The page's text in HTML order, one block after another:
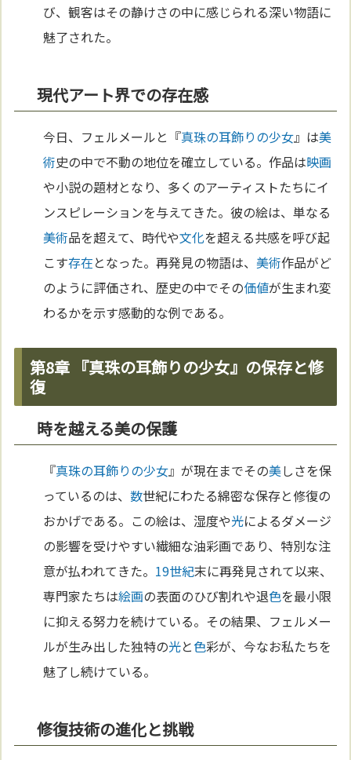
び、観客はその静けさの中に感じられる深い物語に
魅了された。
現代アート界での存在感
今日、フェルメールと『真珠の耳飾りの少女』は美
術史の中で不動の地位を確立している。作品は映画
や小説の題材となり、多くのアーティストたちにイ
ンスピレーションを与えてきた。彼の絵は、単なる
美術品を超えて、時代や文化を超える共感を呼び起
こす存在となった。再発見の物語は、美術作品がど
のように評価され、歴史の中でその価値が生まれ変
わるかを示す感動的な例である。
第8章 『真珠の耳飾りの少女』の保存と修
復
時を越える美の保護
『真珠の耳飾りの少女』が現在までその美しさを保
っているのは、数世紀にわたる綿密な保存と修復の
おかげである。この絵は、湿度や光によるダメージ
の影響を受けやすい繊細な油彩画であり、特別な注
意が払われてきた。 19世紀末に再発見されて以来、
専門家たちは絵画の表面のひび割れや退色を最小限
に抑える努力を続けている。その結果、フェルメー
ルが生み出した独特の光と色彩が、今なお私たちを
魅了し続けている。
修復技術の進化と挑戦